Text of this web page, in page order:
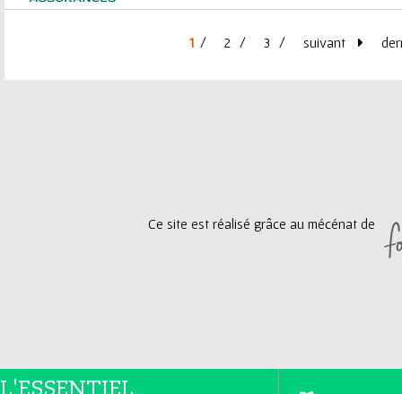
1 2 3 suivant
Ce site est réalisé grâce au mécénat de